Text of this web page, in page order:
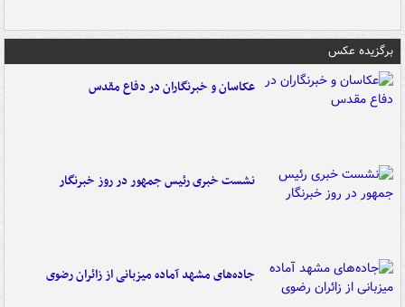
برگزیده عکس
عکاسان و خبرنگاران در دفاع مقدس
نشست خبری رئیس جمهور در روز خبرنگار
جاده‌های مشهد آماده میزبانی از زائران رضوی